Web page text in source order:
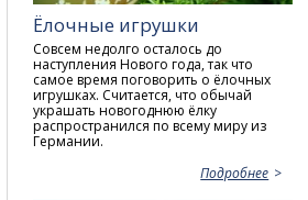
Ёлочные игрушки
Совсем недолго осталось до
наступления Нового года, так что
самое время поговорить о ёлочных
игрушках. Считается, что обычай
украшать новогоднюю ёлку
распространился по всему миру из
Германии.
Подробнее